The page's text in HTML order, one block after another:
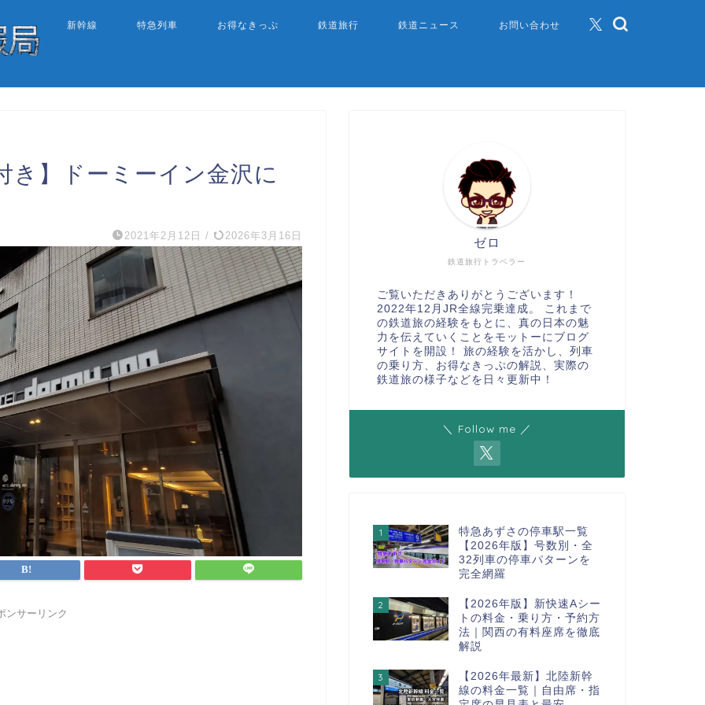
新幹線 特急列車 お得なきっぷ 鉄道旅行 鉄道ニュース お問い合わせ
き】ドーミーイン金沢に
2021年2月12日 / 2026年3月16日
ンサーリンク
鉄道旅行トラベラー
ゼロ
ご覧いただきありがとうございます！
2022年12月JR全線完乗達成。 これまで
の鉄道旅の経験をもとに、真の日本の魅
力を伝えていくことをモットーにブログ
サイトを開設！ 旅の経験を活かし、列車
の乗り方、お得なきっぷの解説、実際の
鉄道旅の様子などを日々更新中！
＼ Follow me ／
1
特急あずさの停車駅一覧
【2026年版】号数別・全
32列車の停車パターンを
完全網羅
2
【2026年版】新快速Aシー
トの料金・乗り方・予約方
法｜関西の有料座席を徹底
解説
3
【2026年最新】北陸新幹
線の料金一覧｜自由席・指